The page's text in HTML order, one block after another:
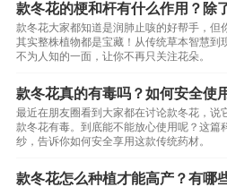
款冬花的梗和杆有什么作用？除
款冬花大家都知道是润肺止咳的好帮手，但
其实整株植物都是宝藏！从传统草本智慧到
不为人知的一面，让你不再只关注花朵。
款冬花真的有毒吗？如何安全使
最近在朋友圈看到大家都在讨论款冬花，说
款冬花有毒。到底能不能放心使用呢？这篇
纱，告诉你如何安全享用这款传统药材。
款冬花怎么种植才能高产？有哪